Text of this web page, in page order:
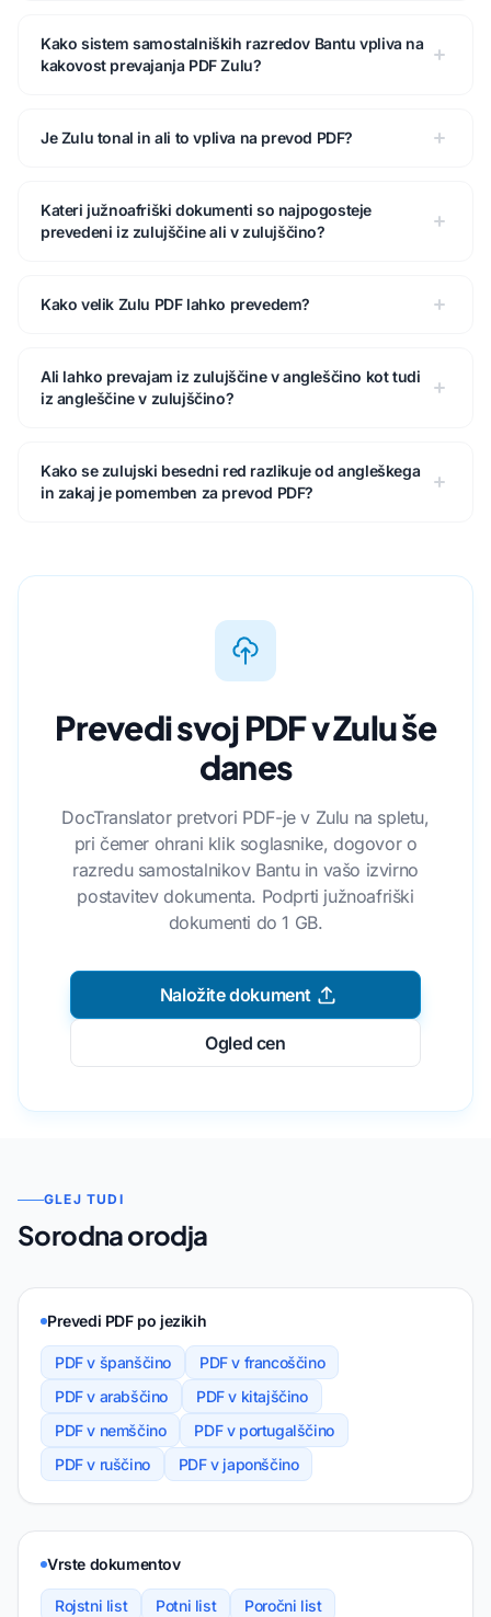
Kako sistem samostalniških razredov Bantu vpliva na
kakovost prevajanja PDF Zulu?
Je Zulu tonal in ali to vpliva na prevod PDF?
Kateri južnoafriški dokumenti so najpogosteje
prevedeni iz zulujščine ali v zulujščino?
Kako velik Zulu PDF lahko prevedem?
Ali lahko prevajam iz zulujščine v angleščino kot tudi
iz angleščine v zulujščino?
Kako se zulujski besedni red razlikuje od angleškega
in zakaj je pomemben za prevod PDF?
Prevedi svoj PDF v Zulu še
danes
DocTranslator pretvori PDF-je v Zulu na spletu,
pri čemer ohrani klik soglasnike, dogovor o
razredu samostalnikov Bantu in vašo izvirno
postavitev dokumenta. Podprti južnoafriški
dokumenti do 1 GB.
Naložite dokument
Ogled cen
GLEJ TUDI
Sorodna orodja
Prevedi PDF po jezikih
PDF v španščino
PDF v francoščino
PDF v arabščino
PDF v kitajščino
PDF v nemščino
PDF v portugalščino
PDF v ruščino
PDF v japonščino
Vrste dokumentov
Rojstni list Potni list
Poročni list